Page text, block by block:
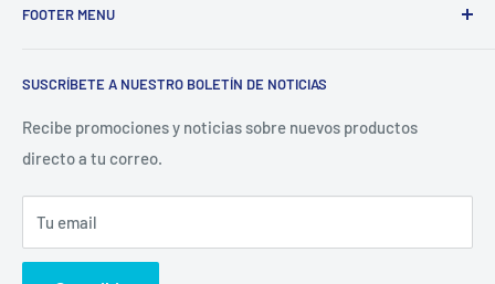
de ofrecer refacciones para aparatos electrodomésticos y
restaurantera e industrial.
FOOTER MENU
Catálogo
La Empresa
Contacto
Sucursales
Buscar
SUSCRÍBETE A NUESTRO BOLETÍN DE NOTICIAS
Recibe promociones y noticias sobre nuevos productos
directo a tu correo.
Tu email